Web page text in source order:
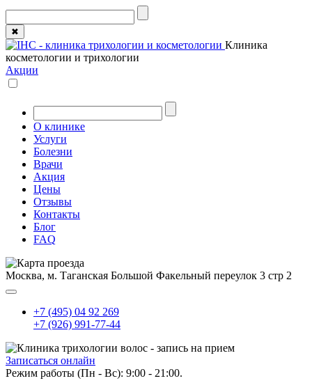
✖
Клиника
косметологии и трихологии
Акции
О клинике
Услуги
Болезни
Врачи
Акция
Цены
Отзывы
Контакты
Блог
FAQ
Москва, м. Таганская Большой Факельный переулок 3 стр 2
+7 (495) 04 92 269
+7 (926) 991-77-44
Записаться онлайн
Режим работы (Пн - Вс): 9:00 - 21:00.